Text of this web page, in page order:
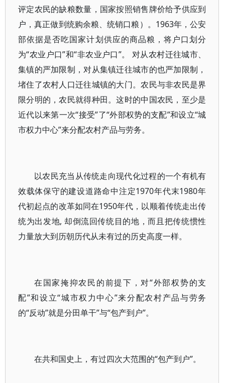
评定农民的缺粮数量，国家按照销售牌价给予供应到
户，真正做到统购余粮、统销口粮）。1963年，公安
部依据是否吃国家计划供应的商品粮，将户口划分
为“农业户口”和“非农业户口”。 对从农村迁往城市、
集镇的严加限制，对从集镇迁往城市的也严加限制，
堵住了农村人口迁往城镇的大门。农民与非农民是界
限分明的，农民就得种田。这时的中国农民，至少是
近代以来第一次“接受”了“外部权势的支配”和设立“城
市权力中心”来分配农村产品与劳务。
以农民充当从传统走向现代化过程的一个有机有
效载体保守的建设道路命中注定1970年代末1980年
代初起点的改革如同在1950年代，以顺着传统走出传
统为出发地, 却倒流回传统目的地，而且把传统惯性
力量放大到历朝历代从未有过的历史高度一样。
在国家掩抑农民的前提下，对“外部权势的支
配”和设立“城市权力中心”来分配农村产品与劳务
的“反动”就是分田单干”与“包产到户”。
在共和国史上，有过四次大范围的“包产到户”。